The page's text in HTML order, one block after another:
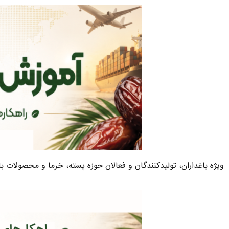
ویژه باغداران، تولیدکنندگان و فعالان حوزه پسته، خرما و محصولات